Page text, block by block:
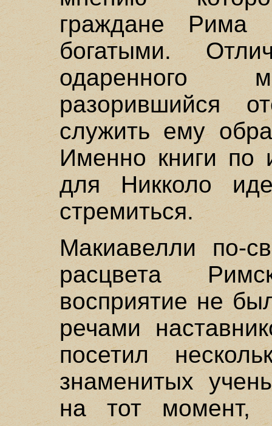
граждане Рима
богатыми.
одаренного
разорившийся
служить ему
Именно книги по
для Никколо
стремиться.
Макиавелли по-
расцвета
восприятие не
речами
посетил
знаменитых
на тот момент,